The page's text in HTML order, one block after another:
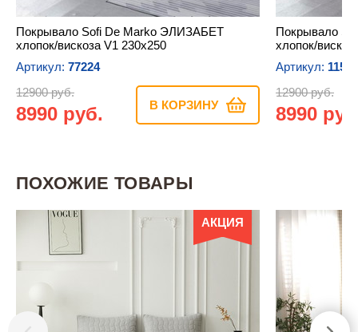
Покрывало Sofi De Marko ЭЛИЗАБЕТ
хлопок/вискоза V1 230х250
Артикул: 77224
12900 руб.
8990 руб. В КОРЗИНУ
Покрывало
хлопок/
Артикул:
12900 руб.
8990
ПОХОЖИЕ ТОВАРЫ
АКЦИЯ